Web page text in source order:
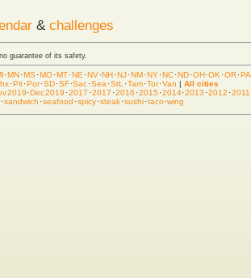
& challenges
guarantee of its safety.
·MN·MS·MO·MT·NE ·NV·NH·NJ·NM·NY·NC·ND·OH·OK ·OR·PA
·Pit·Por·SD·SF·Sac·Sea ·StL ·Tam·Tor·Van | All cities
2019·Dec 2019 ·2017 ·2017 ·2016 ·2015 ·2014·2013 ·2012 ·2011
·sandwich ·seafood ·spicy·steak·sushi·taco·wing